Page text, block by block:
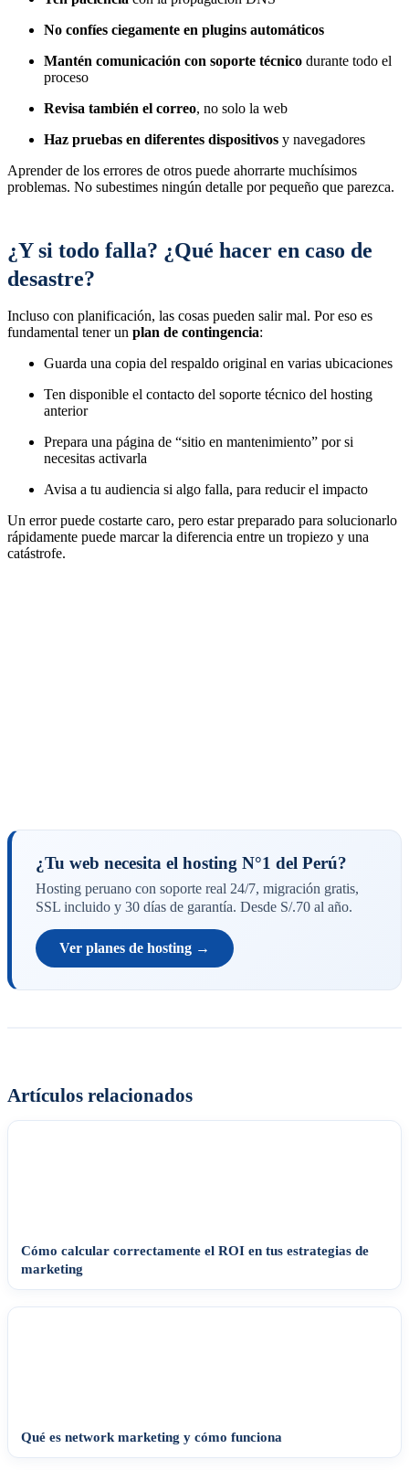
No confíes ciegamente en plugins automáticos
Mantén comunicación con soporte técnico durante todo el
proceso
Revisa también el correo, no solo la web
Haz pruebas en diferentes dispositivos y navegadores
Aprender de los errores de otros puede ahorrarte muchísimos
problemas. No subestimes ningún detalle por pequeño que parezca.
¿Y si todo falla? ¿Qué hacer en caso de
desastre?
Incluso con planificación, las cosas pueden salir mal. Por eso es
fundamental tener un plan de contingencia:
Guarda una copia del respaldo original en varias ubicaciones
Ten disponible el contacto del soporte técnico del hosting
anterior
Prepara una página de “sitio en mantenimiento” por si
necesitas activarla
Avisa a tu audiencia si algo falla, para reducir el impacto
Un error puede costarte caro, pero estar preparado para solucionarlo
rápidamente puede marcar la diferencia entre un tropiezo y una
catástrofe.
¿Tu web necesita el hosting N°1 del Perú?
Hosting peruano con soporte real 24/7, migración gratis,
SSL incluido y 30 días de garantía. Desde S/.70 al año.
Ver planes de hosting →
Artículos relacionados
Cómo calcular correctamente el ROI en tus estrategias de
marketing
Qué es network marketing y cómo funciona